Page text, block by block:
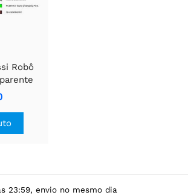
Robô
23:59, envio no mesmo dia